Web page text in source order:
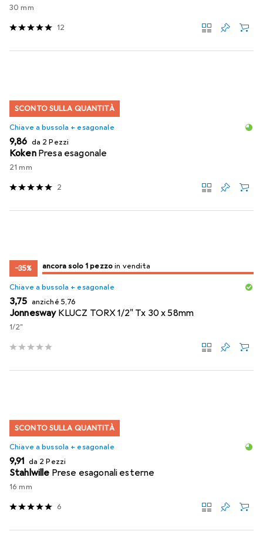
30 mm
12
SCONTO SULLA QUANTITÀ
Chiave a bussola + esagonale
EUR
9,86 da 2 Pezzi
Koken Presa esagonale
21 mm
2
−35% solo 1 pezzo in vendita
ancora solo 1 pezzoin vendita
Chiave a bussola + esagonale
EUR
3,75 anziché EUR
5,76
Jonnesway KLUCZ TORX 1/2" Tx 30 x 58mm
1/2"
SCONTO SULLA QUANTITÀ
Chiave a bussola + esagonale
EUR
9,91 da 2 Pezzi
Stahlwille Prese esagonali esterne
16 mm
6